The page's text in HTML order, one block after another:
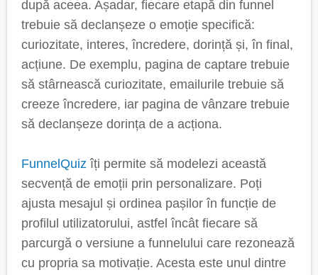
după aceea. Așadar, fiecare etapă din funnel
trebuie să declanșeze o emoție specifică:
curiozitate, interes, încredere, dorință și, în final,
acțiune. De exemplu, pagina de captare trebuie
să stârnească curiozitate, emailurile trebuie să
creeze încredere, iar pagina de vânzare trebuie
să declanșeze dorința de a acționa.
FunnelQuiz îți permite să modelezi această
secvență de emoții prin personalizare. Poți
ajusta mesajul și ordinea pașilor în funcție de
profilul utilizatorului, astfel încât fiecare să
parcurgă o versiune a funnelului care rezonează
cu propria sa motivație. Acesta este unul dintre